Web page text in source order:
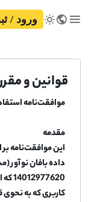
ورود /
قوانین و
موافقت‌نامه
مقدمه
این موافقت‌نامه
داده بافان
کاربری که به